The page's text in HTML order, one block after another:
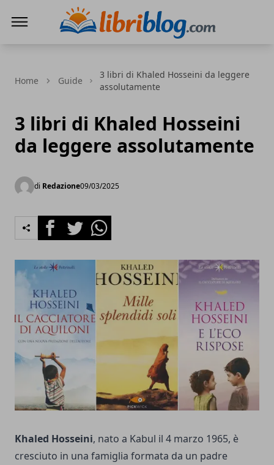
Home Guide
3 libri di Khaled Hosseini da leggere
assolutamente
3 libri di Khaled Hosseini
da leggere assolutamente
di Redazione09/03/2025
FacebookTwitterWhatsapp
Khaled Hosseini, nato a Kabul il 4 marzo 1965, è
cresciuto in una famiglia formata da un padre